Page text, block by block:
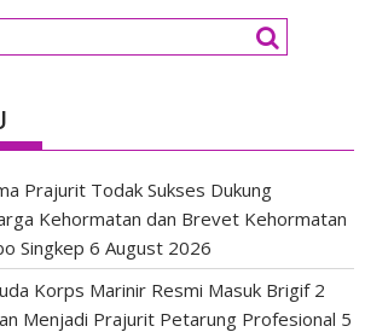
Prajurit Todak Sukses Dukung
Kehormatan dan Brevet Kehormatan
Singkep 6 August 2026
Korps Marinir Resmi Masuk Brigif 2
Menjadi Prajurit Petarung Profesional 5